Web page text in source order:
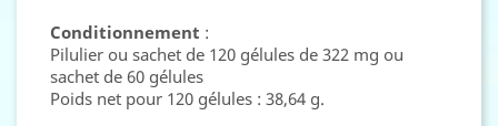
Conditionnement :
Pilulier ou sachet de 120 gélules de 322 mg ou
sachet de 60 gélules
Poids net pour 120 gélules : 38,64 g.